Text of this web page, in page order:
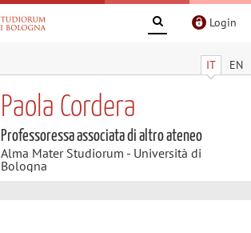
Login
IT EN
Paola Cordera
Professoressa associata di altro ateneo
Alma Mater Studiorum - Università di
Bologna